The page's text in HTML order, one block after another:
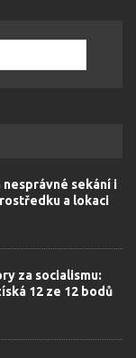
nesprávné sekání i
a lokaci
za socialismu:
12 ze 12 bodů